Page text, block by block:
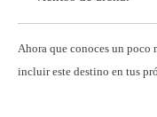
Ahora que conoces un poco
incluir este destino en tus